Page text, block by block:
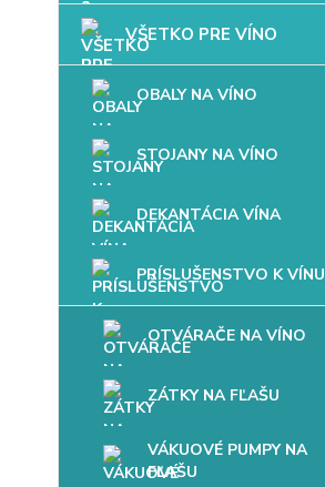
VŠETKO PRE VÍNO
OBALY NA VÍNO
STOJANY NA VÍNO
DEKANTÁCIA VÍNA
PRÍSLUŠENSTVO K VÍNU
OTVÁRAČE NA VÍNO
ZÁTKY NA FĽAŠU
VÁKUOVÉ PUMPY NA
FĽAŠU